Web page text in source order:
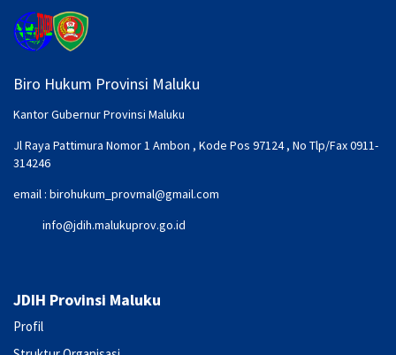
Biro Hukum Provinsi Maluku
Kantor Gubernur Provinsi Maluku
Jl Raya Pattimura Nomor 1 Ambon , Kode Pos 97124 , No Tlp/Fax 0911-
314246
email : birohukum_provmal@gmail.com
info@jdih.malukuprov.go.id
JDIH Provinsi Maluku
Profil